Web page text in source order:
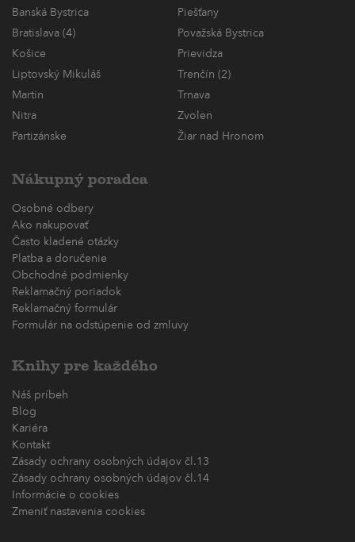
Banská Bystrica
Piešťany
Bratislava (4)
Považská Bystrica
Košice
Prievidza
Liptovský Mikuláš
Trenčín (2)
Martin
Trnava
Nitra
Zvolen
Partizánske
Žiar nad Hronom
Nákupný poradca
Osobné odbery
Ako nakupovať
Často kladené otázky
Platba a doručenie
Obchodné podmienky
Reklamačný poriadok
Reklamačný formulár
Formulár na odstúpenie od zmluvy
Knihy pre každého
Náš príbeh
Blog
Kariéra
Kontakt
Zásady ochrany osobných údajov čl.13
Zásady ochrany osobných údajov čl.14
Informácie o cookies
Zmeniť nastavenia cookies